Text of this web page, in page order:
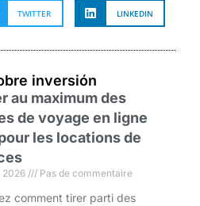
TWITTER LINKEDIN
inversión
au maximum des
de voyage en ligne
les locations de
2026 Pas de commentaire
comment tirer parti des